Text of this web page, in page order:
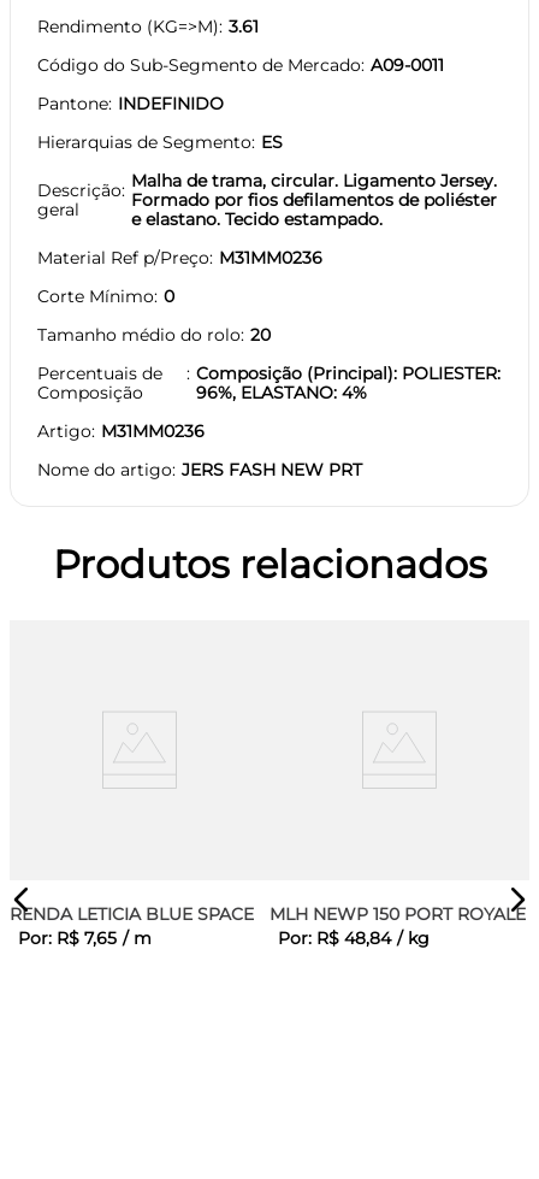
Rendimento (KG=>M) 3.61
Código do Sub-Segmento de Mercado A09-0011
Pantone INDEFINIDO
Hierarquias de Segmento ES
Descrição
geral
Malha de trama, circular. Ligamento Jersey.
Formado por fios defilamentos de poliéster
e elastano. Tecido estampado.
Material Ref p/Preço M31MM0236
Corte Mínimo 0
Tamanho médio do rolo 20
Percentuais de
Composição
Composição (Principal): POLIESTER:
96%, ELASTANO: 4%
Artigo M31MM0236
Nome do artigo JERS FASH NEW PRT
Produtos relacionados
RENDA LETICIA BLUE SPACE
Por: R$ 7,65 / m
MLH NEWP 150 PORT ROYALE
Por: R$ 48,84 / kg